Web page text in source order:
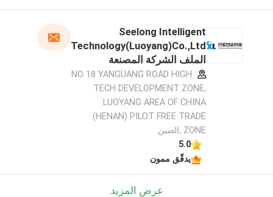
Seelong Intelligent
Technology(Luoyang)Co.,Ltd
الملف الشركة المصنعة
NO 18 YANGUANG ROAD HIGH
TECH DEVELOPMENT ZONE,
LUOYANG AREA OF CHINA
(HENAN) PILOT FREE TRADE
ZONE ,الصين
5.0
يدقّق ممون
عرض المزيد